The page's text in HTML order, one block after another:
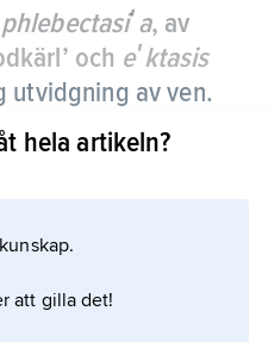
phlebectasiʹa, av
och eʹktasis
utvidgning av ven.
hela artikeln?
att gilla det!